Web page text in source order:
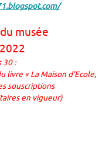
musée
30 :
livre « La Maison d’Ecole,
souscriptions
en vigueur)